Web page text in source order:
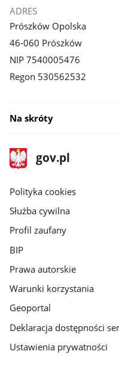
ADRES
Prószków Opolska
46-060 Prószków
NIP 7540005476
Regon 530562532
Na skróty
stopka
gov.pl
Strona
gov.pl
gov.pl
Polityka cookies
Służba cywilna
Profil zaufany
BIP
Prawa autorskie
Warunki korzystania
Geoportal
Deklaracja dostępności
Ustawienia prywatności